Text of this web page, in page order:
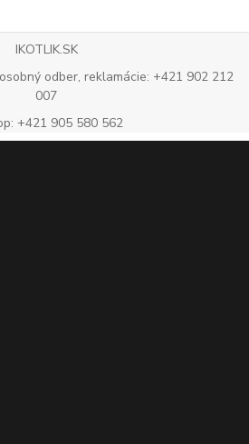
IKOTLIK.SK
odber, reklamácie: +421 902 212
007
+421 905 580 562